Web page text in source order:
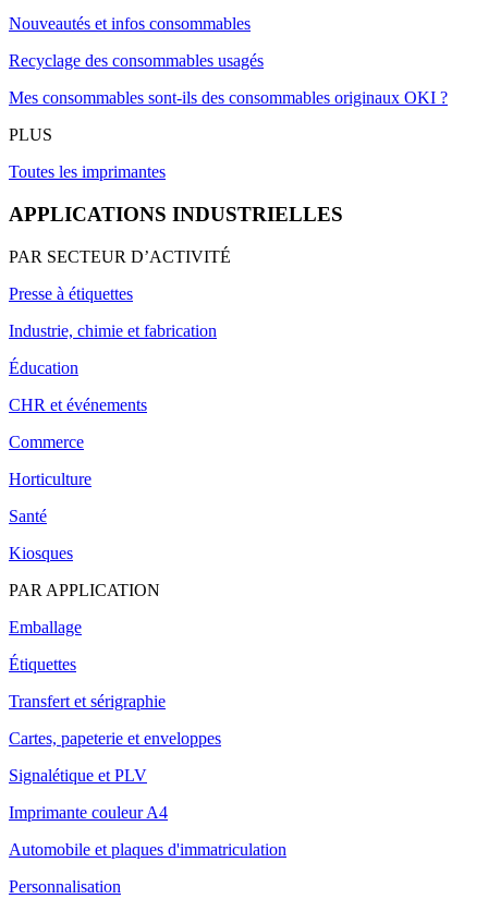
Nouveautés et infos consommables
Recyclage des consommables usagés
Mes consommables sont-ils des consommables originaux OKI ?
PLUS
Toutes les imprimantes
APPLICATIONS INDUSTRIELLES
PAR SECTEUR D’ACTIVITÉ
Presse à étiquettes
Industrie, chimie et fabrication
Éducation
CHR et événements
Commerce
Horticulture
Santé
Kiosques
PAR APPLICATION
Emballage
Étiquettes
Transfert et sérigraphie
Cartes, papeterie et enveloppes
Signalétique et PLV
Imprimante couleur A4
Automobile et plaques d'immatriculation
Personnalisation